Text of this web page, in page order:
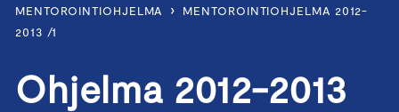
MENTOROINTIOHJELMA
›
MENTOROINTIOHJELMA 2012-
2013 /1
Ohjelma 2012-2013